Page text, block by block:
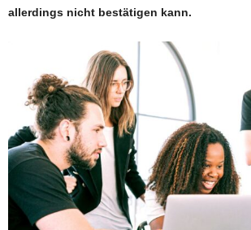
allerdings nicht bestätigen kann.